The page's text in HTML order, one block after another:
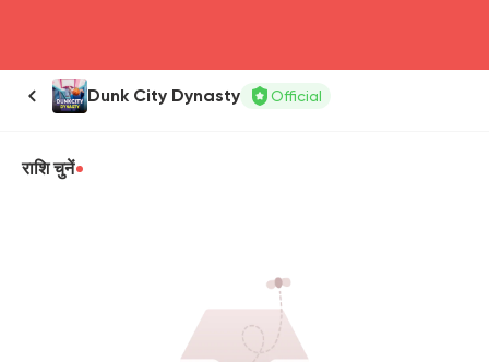
Dunk City Dynasty Official
राशि चुनें